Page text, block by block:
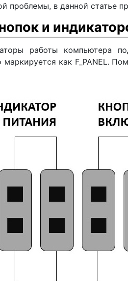
проблемы, в данной статье
и
работы компьютера
маркируется как F_PANEL.